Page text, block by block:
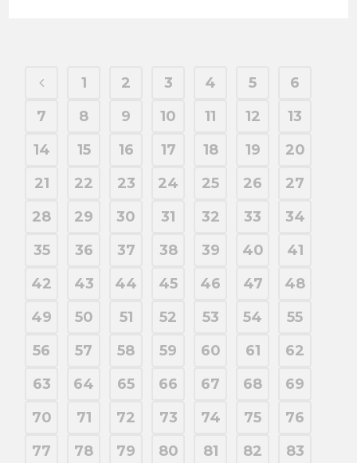
1 2 3 4 5
6
7
8 9 10 11 12
13
14
15 16 17 18 19
20
21
22 23 24 25 26
27
28
29 30 31 32 33
34
35
36 37 38 39 40
41
42
43 44 45 46 47
48
49
50 51 52 53 54
55
56
57 58 59 60 61
62
63
64 65 66 67 68
69
70
71 72 73 74 75
76
77
78 79 80 81 82
83